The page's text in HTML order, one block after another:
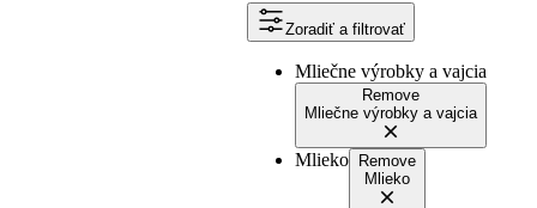
Zoradiť a filtrovať
Mliečne výrobky a vajcia
Remove
Mliečne výrobky a vajcia
Mlieko Remove
Mlieko